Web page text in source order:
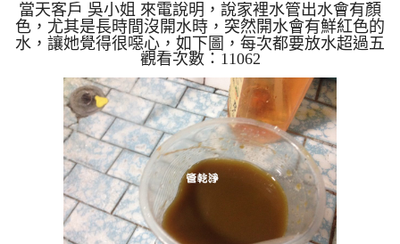
當天客戶 吳小姐 來電說明，說家裡水管出水會有顏
色，尤其是長時間沒開水時，突然開水會有鮮紅色的
水，讓她覺得很噁心，如下圖，每次都要放水超過五
分種以上才敢用水，這樣不僅浪費水資源也她浪費時
間，於是本公司裝起 水管清洗機 ，開始 洗水管 ，髒
水一直從水龍頭噴出，如下影片，髒水出水約幾十分
鐘，吳小姐連忙拍照，才知道原來她家水管這麼髒，
水管清洗 約兩個小時後，水管出水總算沒有髒東西
掉出，客戶 吳小姐 非常高興，終於可以安心用水。
清洗水管, 水管清洗, 洗水管, 熱水管...
觀看次數：11062